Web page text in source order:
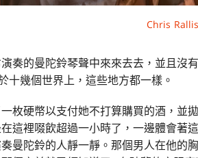
Chris Rallis
奏的曼陀鈴琴聲中來來去去，並且沒
十幾個世界上，這些地方都一樣。
枚硬幣以支付她不打算購買的酒，並
這裡啜飲超過一小時了，一邊體會著
曼陀鈴的人靜一靜。那個男人在他的